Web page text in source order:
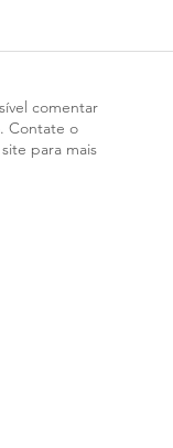
comentar
Contate o
para mais